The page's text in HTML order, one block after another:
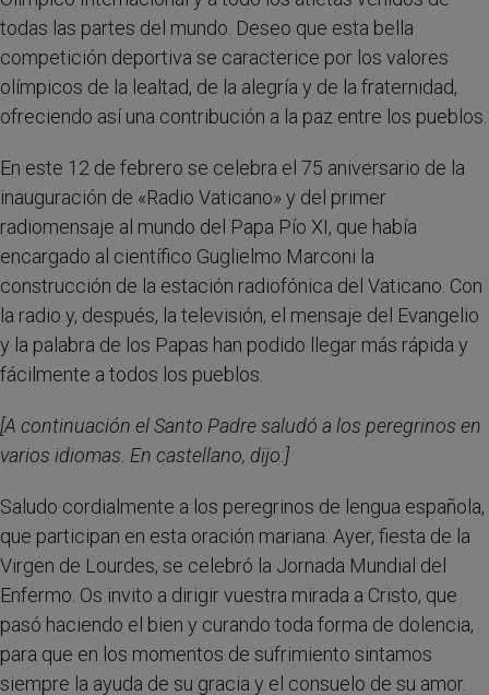
todas las partes del mundo. Deseo que esta bella
competición deportiva se caracterice por los valores
olímpicos de la lealtad, de la alegría y de la fraternidad,
ofreciendo así una contribución a la paz entre los pueblos.
En este 12 de febrero se celebra el 75 aniversario de la
inauguración de «Radio Vaticano» y del primer
radiomensaje al mundo del Papa Pío XI, que había
encargado al científico Guglielmo Marconi la
construcción de la estación radiofónica del Vaticano. Con
la radio y, después, la televisión, el mensaje del Evangelio
y la palabra de los Papas han podido llegar más rápida y
fácilmente a todos los pueblos.
[A continuación el Santo Padre saludó a los peregrinos en
varios idiomas. En castellano, dijo:]
Saludo cordialmente a los peregrinos de lengua española,
que participan en esta oración mariana. Ayer, fiesta de la
Virgen de Lourdes, se celebró la Jornada Mundial del
Enfermo. Os invito a dirigir vuestra mirada a Cristo, que
pasó haciendo el bien y curando toda forma de dolencia,
para que en los momentos de sufrimiento sintamos
siempre la ayuda de su gracia y el consuelo de su amor.